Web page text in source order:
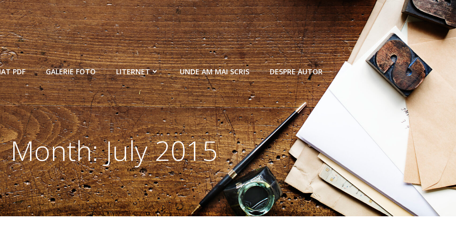
PDF GALERIE FOTO LITERNET UNDE AM MAI SCRIS DESPRE AUTOR
Month:July 2015